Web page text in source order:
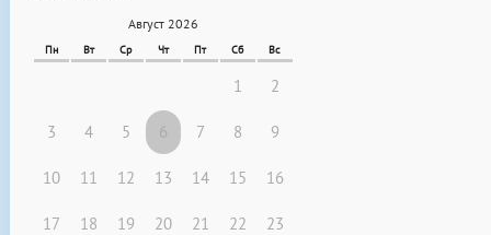
Август 2026
Пн Вт Ср Чт Пт Сб Вс
1 2
3 4 5 6 7 8 9
10 11 12 13 14 15 16
17 18 19 20 21 22 23